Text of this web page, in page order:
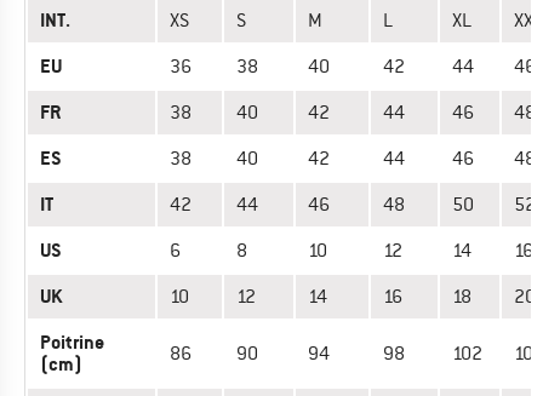
INT. XS S M L XL XXL
EU 36 38 40 42 44 46
FR 38 40 42 44 46 48
ES 38 40 42 44 46 48
IT 42 44 46 48 50 52
US 6 8 10 12 14 16
UK 10 12 14 16 18 20
Poitrine
(cm)
86 90 94 98 102 108